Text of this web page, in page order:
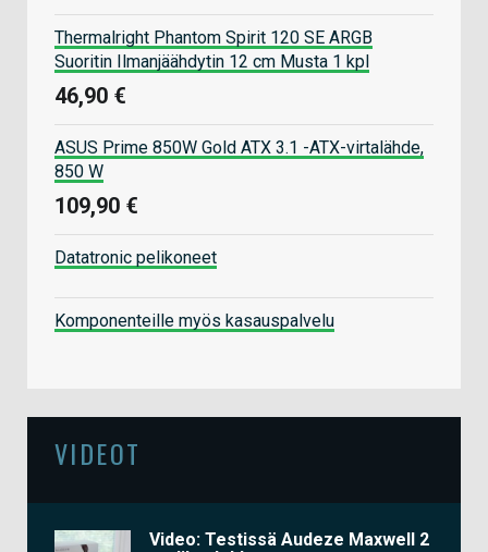
Thermalright Phantom Spirit 120 SE ARGB
Suoritin Ilmanjäähdytin 12 cm Musta 1 kpl
46,90 €
ASUS Prime 850W Gold ATX 3.1 -ATX-virtalähde,
850 W
109,90 €
Datatronic pelikoneet
Komponenteille myös kasauspalvelu
VIDEOT
Video: Testissä Audeze Maxwell 2